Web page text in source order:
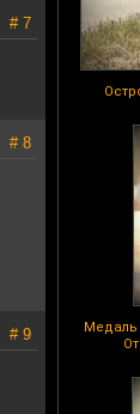
Медаль
# 7
# 8
# 9